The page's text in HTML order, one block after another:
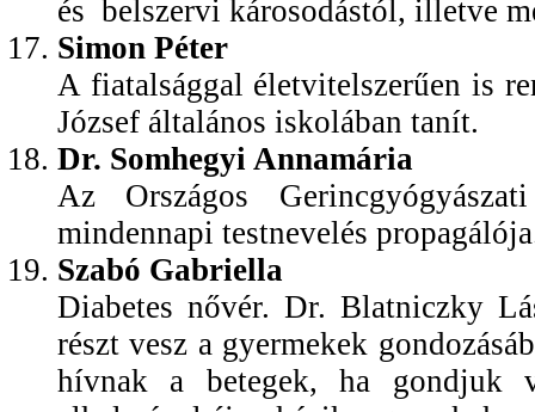
és belszervi károsodástól, illetve
Simon Péter
A fiatalsággal életvitelszerűen is
József általános iskolában tanít.
Dr. Somhegyi Annamária
Az Országos
mindennapi testnevelés
Szabó Gabriella
Diabetes nővér. Dr. Blatniczky
részt vesz a gyermekek
hívnak a betegek, ha gondjuk